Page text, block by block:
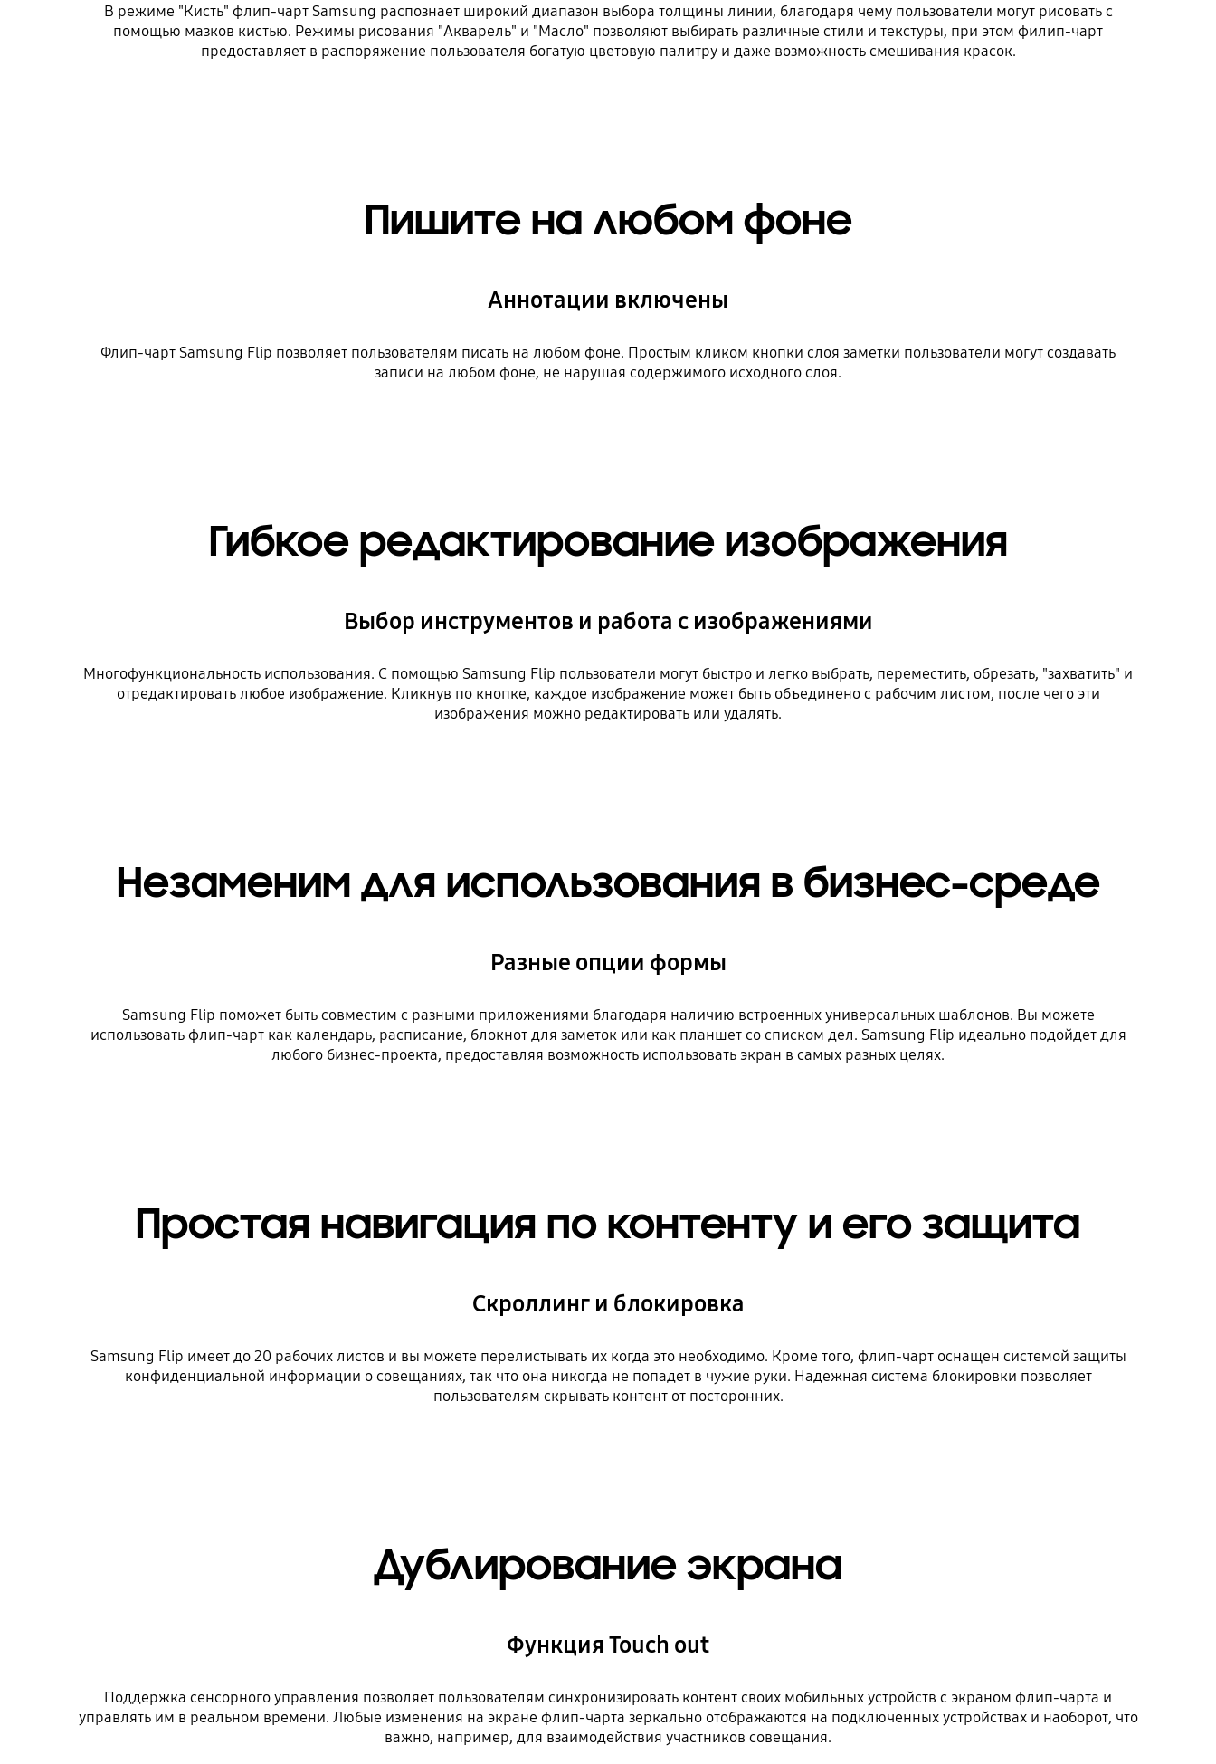
В режиме "Кисть" флип-чарт Samsung распознает широкий диапазон выбора толщины линии, благодаря чему пользователи могут рисовать с
помощью мазков кистью. Режимы рисования "Акварель" и "Масло" позволяют выбирать различные стили и текстуры, при этом филип-чарт
предоставляет в распоряжение пользователя богатую цветовую палитру и даже возможность смешивания красок.
Пишите на любом фоне
Аннотации включены
Флип-чарт Samsung Flip позволяет пользователям писать на любом фоне. Простым кликом кнопки слоя заметки пользователи могут создавать
записи на любом фоне, не нарушая содержимого исходного слоя.
Гибкое редактирование изображения
Выбор инструментов и работа с изображениями
Многофункциональность использования. С помощью Samsung Flip пользователи могут быстро и легко выбрать, переместить, обрезать, "захватить" и
отредактировать любое изображение. Кликнув по кнопке, каждое изображение может быть объединено с рабочим листом, после чего эти
изображения можно редактировать или удалять.
Незаменим для использования в бизнес-среде
Разные опции формы
Samsung Flip поможет быть совместим с разными приложениями благодаря наличию встроенных универсальных шаблонов. Вы можете
использовать флип-чарт как календарь, расписание, блокнот для заметок или как планшет со списком дел. Samsung Flip идеально подойдет для
любого бизнес-проекта, предоставляя возможность использовать экран в самых разных целях.
Простая навигация по контенту и его защита
Скроллинг и блокировка
Samsung Flip имеет до 20 рабочих листов и вы можете перелистывать их когда это необходимо. Кроме того, флип-чарт оснащен системой защиты
конфиденциальной информации о совещаниях, так что она никогда не попадет в чужие руки. Надежная система блокировки позволяет
пользователям скрывать контент от посторонних.
Дублирование экрана
Функция Touch out
Поддержка сенсорного управления позволяет пользователям синхронизировать контент своих мобильных устройств с экраном флип-чарта и
управлять им в реальном времени. Любые изменения на экране флип-чарта зеркально отображаются на подключенных устройствах и наоборот, что
важно, например, для взаимодействия участников совещания.